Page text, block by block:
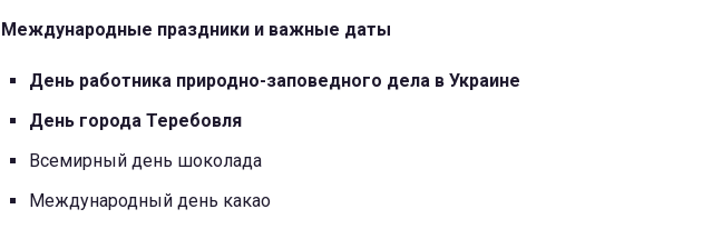
Международные праздники и важные даты
День работника природно-заповедного дела в Украине
День города Теребовля
Всемирный день шоколада
Международный день какао